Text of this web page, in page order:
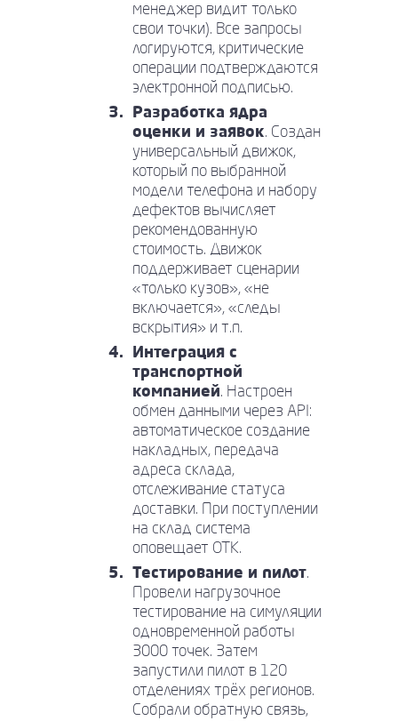
менеджер видит только
свои точки). Все запросы
логируются, критические
операции подтверждаются
электронной подписью.
Разработка ядра
оценки и заявок. Создан
универсальный движок,
который по выбранной
модели телефона и набору
дефектов вычисляет
рекомендованную
стоимость. Движок
поддерживает сценарии
«только кузов», «не
включается», «следы
вскрытия» и т.п.
Интеграция с
транспортной
компанией. Настроен
обмен данными через API:
автоматическое создание
накладных, передача
адреса склада,
отслеживание статуса
доставки. При поступлении
на склад система
оповещает ОТК.
Тестирование и пилот.
Провели нагрузочное
тестирование на симуляции
одновременной работы
3000 точек. Затем
запустили пилот в 120
отделениях трёх регионов.
Собрали обратную связь,